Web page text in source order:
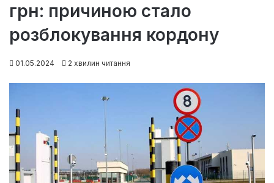
грн: причиною стало
розблокування кордону
01.05.2024 2 хвилин читання